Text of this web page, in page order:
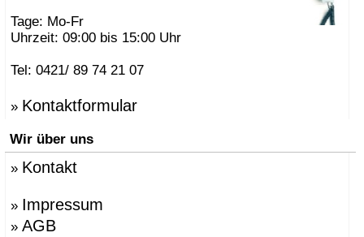
Tage: Mo-Fr
Uhrzeit: 09:00 bis 15:00 Uhr
Tel: 0421/ 89 74 21 07
» Kontaktformular
Wir über uns
» Kontakt
» Impressum
» AGB